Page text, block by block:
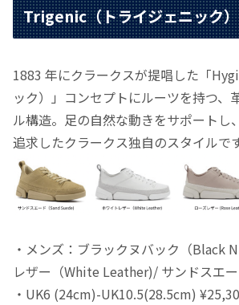
Trigenic（トライジェニック
1883 年にクラークスが提唱した「
ック）」コンセプトにルーツを持つ、
ル構造。足の自然な動きをサポートし
追求したクラークス独自のスタイルです
・メンズ：ブラックヌバック（Black
レザー（White Leather)/ サンドスエ
・UK6 (24cm)-UK10.5(28.5cm)